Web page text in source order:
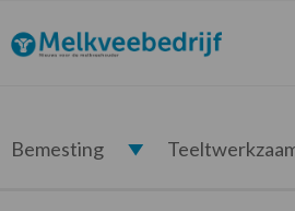
de
hoofdnavigatie
de
hoofd
de
eerste
de
voettekst
Melkveebedrijf.nl
Bemesting